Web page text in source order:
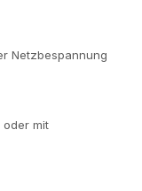
Netzbespannung
oder mit